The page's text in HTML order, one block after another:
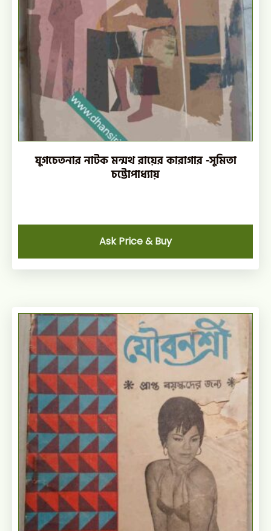
যুগচেতনার নাটক মন্মথ রায়ের কারাগার -সুমিতা
চট্টোপাধ্যায়
Ask Price & Buy